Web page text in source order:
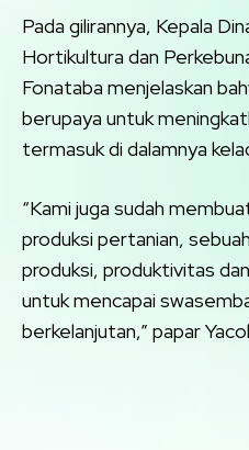
Pada gilirannya, Kepala
Hortikultura dan
Fonataba menjelaskan
berupaya untuk
termasuk di dalamnya
“Kami juga sudah
produksi pertanian,
produksi, produktivitas
untuk mencapai
berkelanjutan,” papar